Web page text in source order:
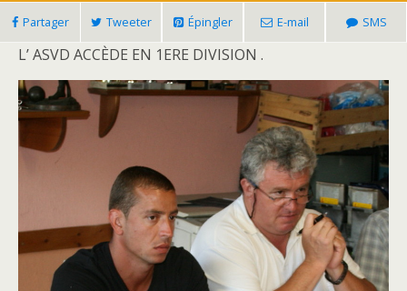
Partager Tweeter Épingler E-mail SMS
L’ ASVD ACCÈDE EN 1ERE DIVISION .